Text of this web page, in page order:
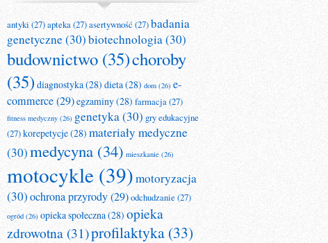
antyki(27)apteka(27)asertywność(27)badania
genetyczne(30)biotechnologia(30)
budownictwo (35)choroby
(35) diagnostyka(28) dieta(28) dom (26) e-
commerce(29)egzaminy(28) farmacja(27)
fitness medyczny (26) genetyka(30) gry edukacyjne
(27)korepetycje(28) materiały medyczne
(30)medycyna (34) mieszkanie (26)
motocykle (39)motoryzacja
(30)ochrona przyrody(29)odchudzanie(27)
ogród (26) opieka społeczna(28) opieka
zdrowotna (31)profilaktyka (33)